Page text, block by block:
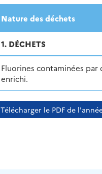
2013 2014
Nature des déchets
1. DÉCHETS
Fluorines contaminées par
enrichi.
Télécharger le PDF de